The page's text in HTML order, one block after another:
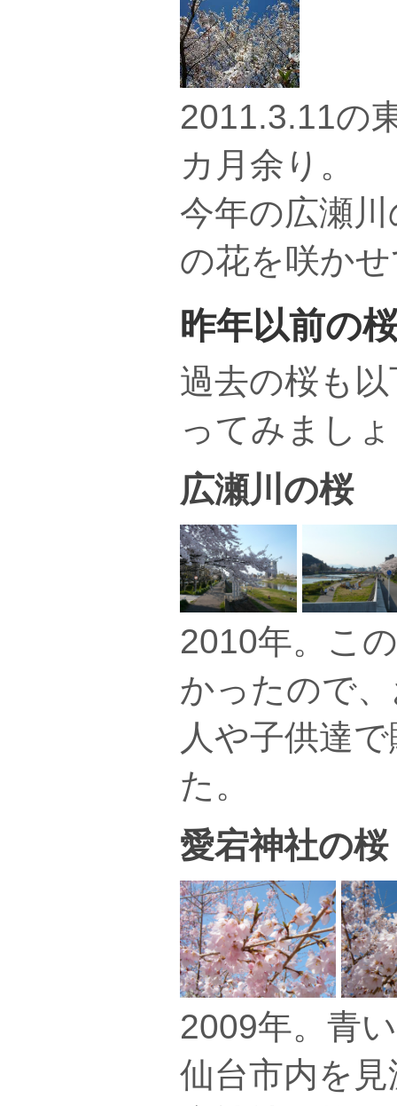
2011.3.11の
カ月余り。
今年の広瀬
の花を咲か
昨年以前の
過去の桜も
ってみまし
広瀬川の桜
2010年。こ
かったので
人や子供達
た。
愛宕神社の桜
2009年。青
仙台市内を